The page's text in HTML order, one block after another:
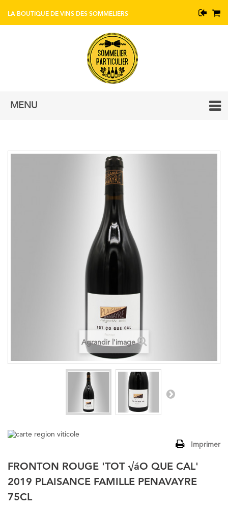
BOUTIQUE DE VINS AVEC CONSEIL DE SOMMELIERS
MENU
Agrandir l'image
Imprimer
FRONTON ROUGE 'TOT √áO QUE CAL'
2019 PLAISANCE FAMILLE PENAVAYRE
75CL